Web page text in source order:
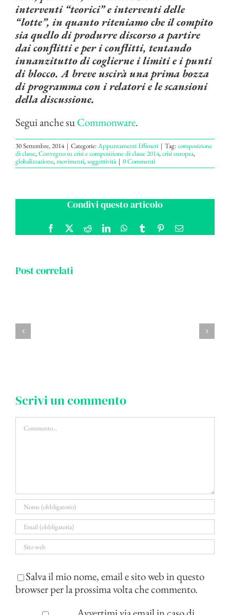
interventi “teorici” e interventi delle
“lotte”, in quanto riteniamo che il compito
sia quello di produrre discorso a partire
dai conflitti e per i conflitti, tentando
innanzitutto di coglierne i limiti e i punti
di blocco. A breve uscirà una prima bozza
di programma con i relatori e le scansioni
della discussione.
Segui anche suCommonware.
30 Settembre, 2014 | Categorie:Appuntamenti Effimeri | Tag:composizione
di classe,Convegno su crisi e composizione di classe 2014,crisi europea,
globalizzazione,movimenti,soggettività | 0 Commenti
Condivi questo articolo
Facebook RedditLinkedInWhatsApp
Tumblr PinterestEmail
Post correlati
Scrivi un commento
Commento
Salva il mio nome, email e sito web in questo
browser per la prossima volta che commento.